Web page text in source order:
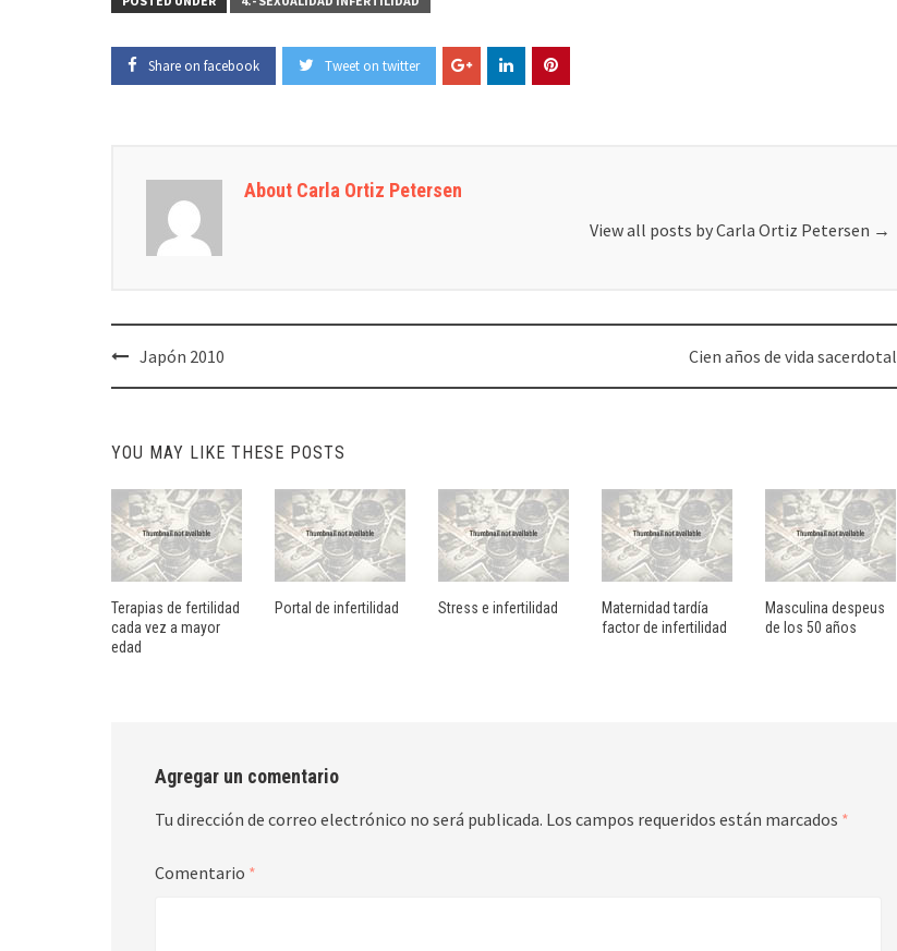
Share on facebook Tweet on twitter
About Carla Ortiz Petersen
View all posts by Carla Ortiz Petersen →
Post
navigation
Japón 2010 Cien años de vida sacerdotal
YOU MAY LIKE THESE POSTS
Terapias de fertilidad
cada vez a mayor
edad
Portal de infertilidad Stress e infertilidad
Maternidad tardía
factor de infertilidad
Masculina despeus
de los 50 años
Agregar un comentario
Tu dirección de correo electrónico no será publicada. Los campos requeridos están marcados *
Comentario *